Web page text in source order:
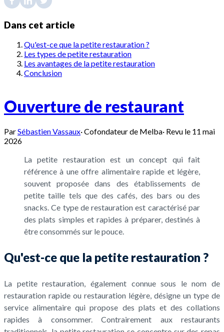
Dans cet article
Qu'est-ce que la petite restauration ?
Les types de petite restauration
Les avantages de la petite restauration
Conclusion
Ouverture de restaurant
ParSébastien Vassaux·Cofondateur de Melba· Revu le 11 mai
2026
La petite restauration est un concept qui fait
référence à une offre alimentaire rapide et légère,
souvent proposée dans des établissements de
petite taille tels que des cafés, des bars ou des
snacks. Ce type de restauration est caractérisé par
des plats simples et rapides à préparer, destinés à
être consommés sur le pouce.
Qu'est-ce que la petite restauration ?
La petite restauration, également connue sous le nom de
restauration rapide ou restauration légère, désigne un type de
service alimentaire qui propose des plats et des collations
rapides à consommer. Contrairement aux restaurants